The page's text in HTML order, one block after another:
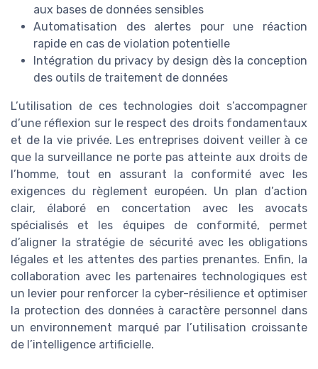
aux bases de données sensibles
Automatisation des alertes pour une réaction
rapide en cas de violation potentielle
Intégration du privacy by design dès la conception
des outils de traitement de données
L’utilisation de ces technologies doit s’accompagner
d’une réflexion sur le respect des droits fondamentaux
et de la vie privée. Les entreprises doivent veiller à ce
que la surveillance ne porte pas atteinte aux droits de
l’homme, tout en assurant la conformité avec les
exigences du règlement européen. Un plan d’action
clair, élaboré en concertation avec les avocats
spécialisés et les équipes de conformité, permet
d’aligner la stratégie de sécurité avec les obligations
légales et les attentes des parties prenantes. Enfin, la
collaboration avec les partenaires technologiques est
un levier pour renforcer la cyber-résilience et optimiser
la protection des données à caractère personnel dans
un environnement marqué par l’utilisation croissante
de l’intelligence artificielle.